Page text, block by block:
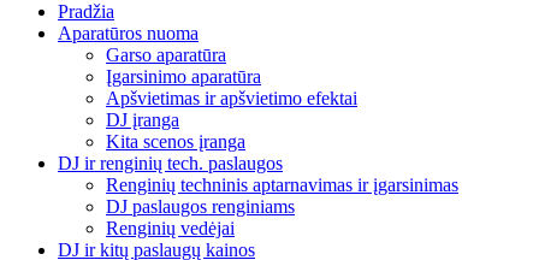
Pradžia
Aparatūros nuoma
Garso aparatūra
Įgarsinimo aparatūra
Apšvietimas ir apšvietimo efektai
DJ įranga
Kita scenos įranga
DJ ir renginių tech. paslaugos
Renginių techninis aptarnavimas ir įgarsinimas
DJ paslaugos renginiams
Renginių vedėjai
DJ ir kitų paslaugų kainos